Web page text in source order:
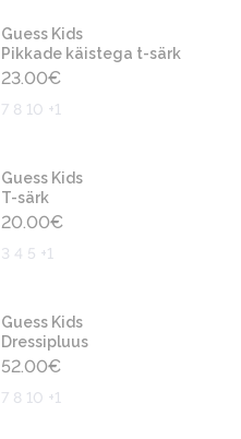
Guess Kids
Pikkade käistega t-särk
23.00€
7 8 10 +1
Guess Kids
T-särk
20.00€
3 4 5 +1
Guess Kids
Dressipluus
52.00€
7 8 10 +1